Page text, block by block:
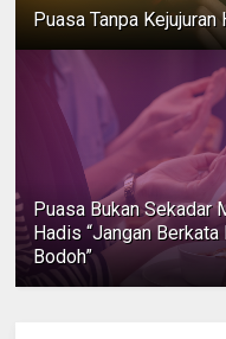
Puasa Tanpa Kejujuran
Puasa Bukan Sekadar
Hadis “Jangan
Bodoh”